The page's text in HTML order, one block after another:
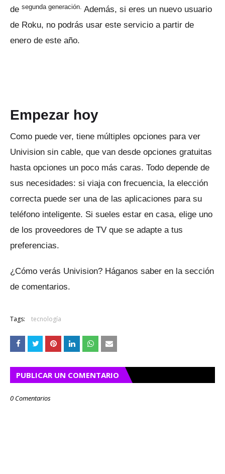
de segunda generación. Además, si eres un nuevo usuario
de Roku, no podrás usar este servicio a partir de
enero de este año.
Empezar hoy
Como puede ver, tiene múltiples opciones para ver
Univision sin cable, que van desde opciones gratuitas
hasta opciones un poco más caras. Todo depende de
sus necesidades: si viaja con frecuencia, la elección
correcta puede ser una de las aplicaciones para su
teléfono inteligente. Si sueles estar en casa, elige uno
de los proveedores de TV que se adapte a tus
preferencias.
¿Cómo verás Univision? Háganos saber en la sección
de comentarios.
Tags: tecnología
PUBLICAR UN COMENTARIO
0 Comentarios